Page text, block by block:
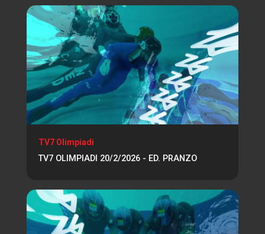
TV7 Olimpiadi
TV7 OLIMPIADI 20/2/2026 - ED. PRANZO